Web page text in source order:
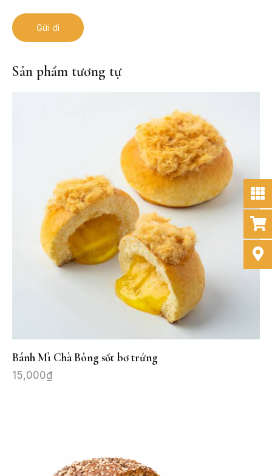
Sản phẩm tương tự
Bánh Mì Chà Bông sốt bơ trứng
15,000₫